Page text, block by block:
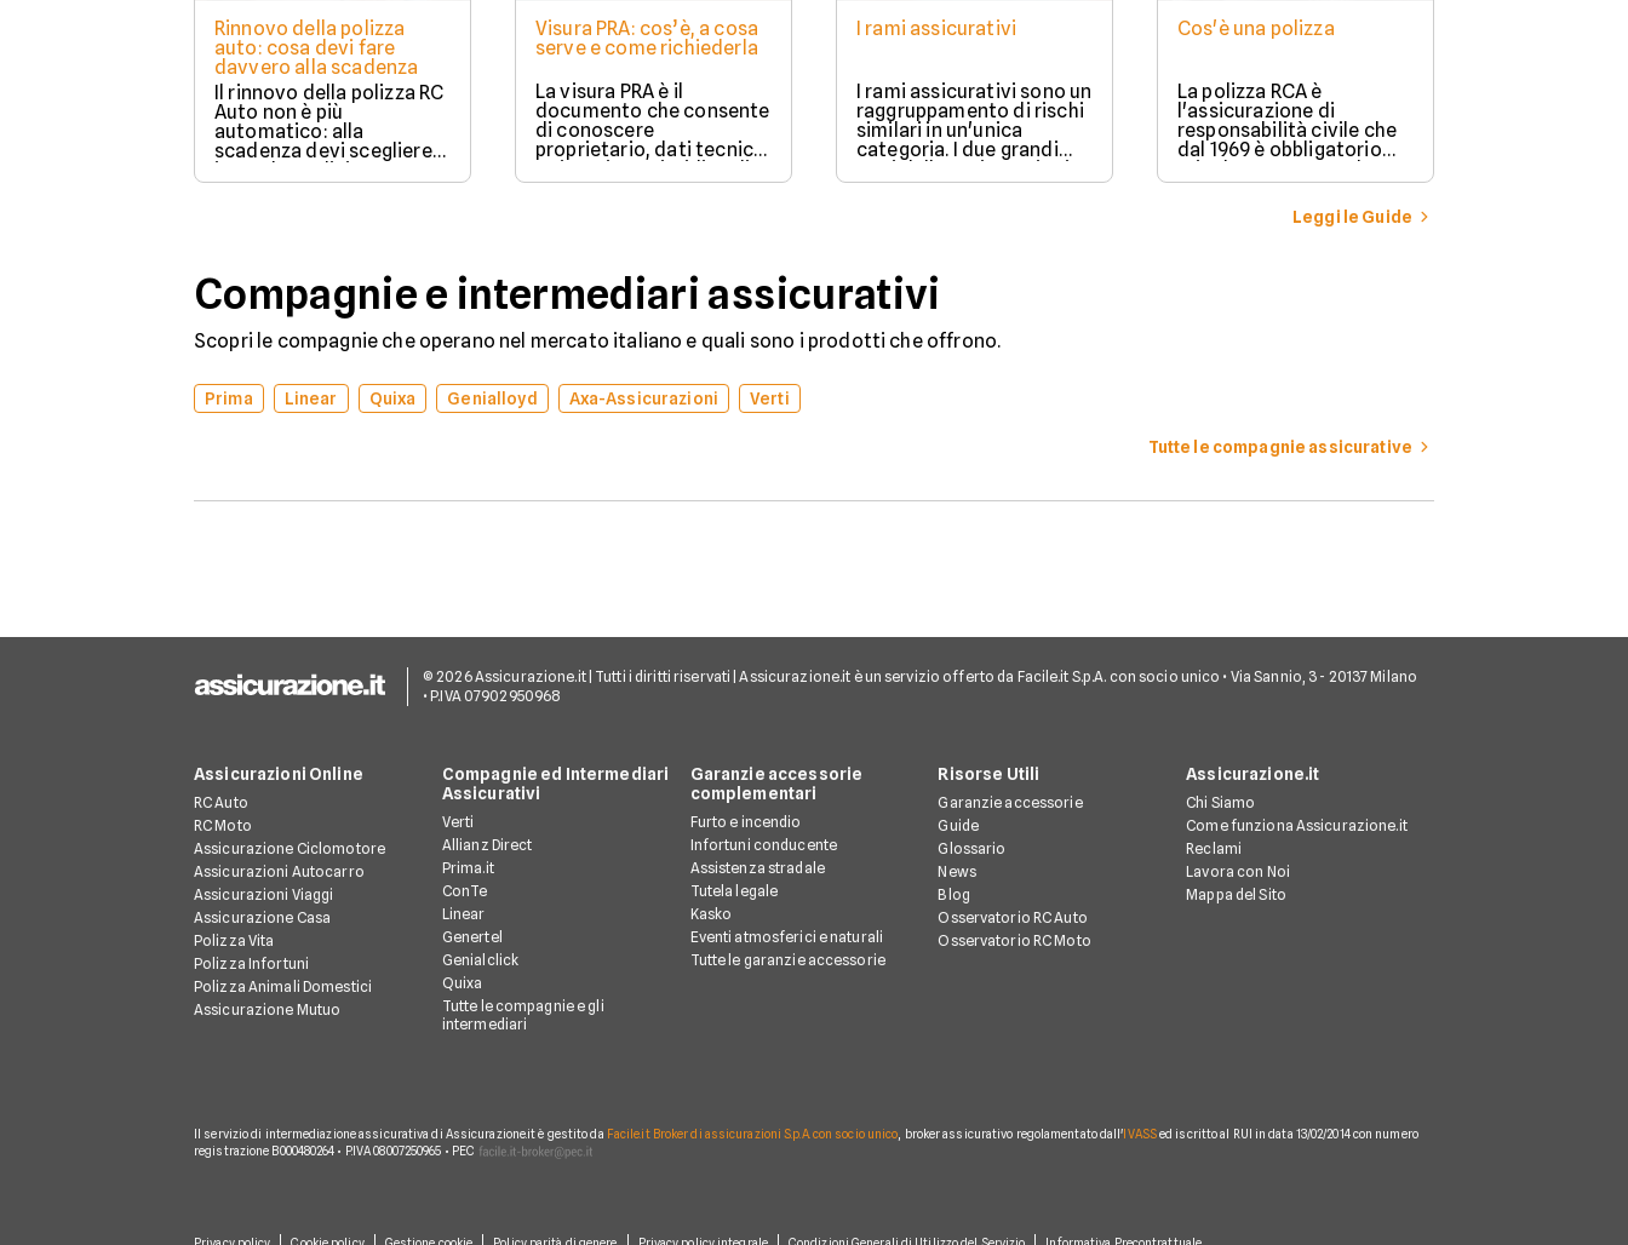
Rinnovo della polizza
auto: cosa devi fare
davvero alla scadenza
Il rinnovo della polizza RC
Auto non è più
automatico: alla
scadenza devi scegliere
in modo esplicito se
rinnovare con la stessa
Visura PRA: cos’è, a cosa
serve e come richiederla
La visura PRA è il
documento che consente
di conoscere
proprietario, dati tecnici
e situazione giuridica di
un veicolo iscritto al
I rami assicurativi
I rami assicurativi sono un
raggruppamento di rischi
similari in un'unica
categoria. I due grandi
rami delle assicurazioni
sono il ramo danni e il
Cos'è una polizza
La polizza RCA è
l'assicurazione di
responsabilità civile che
dal 1969 è obbligatorio
stipulare per possedere e
guidare in Italia un
veicolo a motore.Leggi le Guide
Compagnie e intermediari assicurativi
Scopri le compagnie che operano nel mercato italiano e quali sono i prodotti che offrono.
Prima Linear Quixa Genialloyd Axa-Assicurazioni Verti
Tutte le compagnie assicurative
© 2026 Assicurazione.it | Tutti i diritti riservati | Assicurazione.it è un servizio offerto da Facile.it S.p.A. con socio unico • Via Sannio, 3 - 20137 Milano
• P.IVA 07902950968
Assicurazioni Online
RC Auto
RC Moto
Assicurazione Ciclomotore
Assicurazioni Autocarro
Assicurazioni Viaggi
Assicurazione Casa
Polizza Vita
Polizza Infortuni
Polizza Animali Domestici
Assicurazione Mutuo
Compagnie ed Intermediari
Assicurativi
Verti
Allianz Direct
Prima.it
ConTe
Linear
Genertel
Genialclick
Quixa
Tutte le compagnie e gli
intermediari
Garanzie accessorie
complementari
Furto e incendio
Infortuni conducente
Assistenza stradale
Tutela legale
Kasko
Eventi atmosferici e naturali
Tutte le garanzie accessorie
Risorse Utili
Garanzie accessorie
Guide
Glossario
News
Blog
Osservatorio RC Auto
Osservatorio RC Moto
Assicurazione.it
Chi Siamo
Come funziona Assicurazione.it
Reclami
Lavora con Noi
Mappa del Sito
Il servizio di intermediazione assicurativa di Assicurazione.it è gestito da Facile.it Broker di assicurazioni S.p.A. con socio unico , broker assicurativo regolamentato dall' IVASSed iscritto al RUI in data 13/02/2014 con numero
registrazione B000480264 • P.IVA 08007250965 • PEC